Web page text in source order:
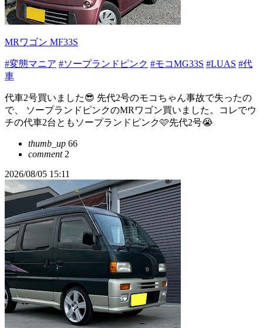
MRワゴン MF33S
#変態マニア #ソープランドピンク #モコMG33S #LUAS #代
車
代車2号買いました😎 先代2号のモコちゃん事故で失ったの
で、 ソープランドピンクのMRワゴン買いました。コレでウ
チの代車2台ともソープランドピンク🩷先代2号😭
thumb_up 66
comment2
2026/08/05 15:11